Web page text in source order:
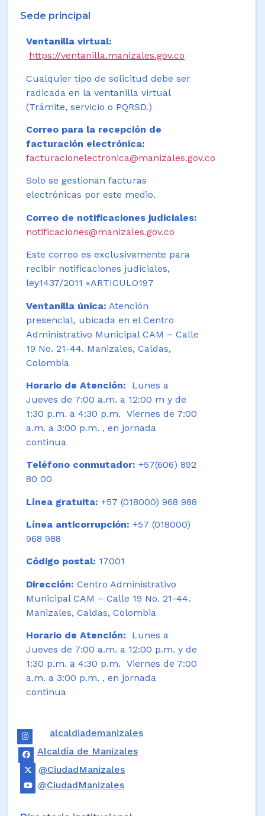
Sede principal
Ventanilla virtual:
https://ventanilla.manizales.gov.co
Cualquier tipo de solicitud debe ser
radicada en la ventanilla virtual
(Trámite, servicio o PQRSD.)
Correo para la recepción de
facturación electrónica:
facturacionelectronica@manizales.gov.co
Solo se gestionan facturas
electrónicas por este medio.
Correo de notificaciones judiciales:
notificaciones@manizales.gov.co
Este correo es exclusivamente para
recibir notificaciones judiciales,
ley1437/2011 «ARTICULO197
Ventanilla única: Atención
presencial, ubicada en el Centro
Administrativo Municipal CAM – Calle
19 No. 21-44. Manizales, Caldas,
Colombia
Horario de Atención:
Lunes a
Jueves de 7:00 a.m. a 12:00 m y de
1:30 p.m. a 4:30 p.m. Viernes de 7:00
a.m. a 3:00 p.m. , en jornada
continua
Teléfono conmutador: +57(606) 892
80 00
Línea gratuita: +57 (018000) 968 988
Línea anticorrupción: +57 (018000)
968 988
Código postal: 17001
Dirección: Centro Administrativo
Municipal CAM – Calle 19 No. 21-44.
Manizales, Caldas, Colombia
Horario de Atención: Lunes a
Jueves de 7:00 a.m. a 12:00 p.m. y de
1:30 p.m. a 4:30 p.m. Viernes de 7:00
a.m. a 3:00 p.m. , en jornada
continua
alcaldiademanizales
Alcaldía de Manizales
@CiudadManizales
@CiudadManizales